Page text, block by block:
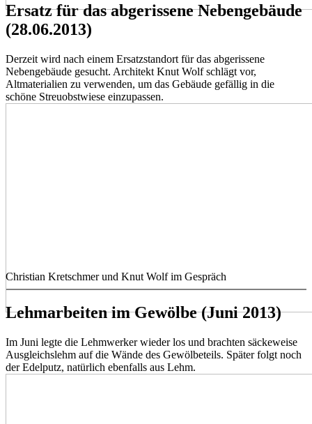
Ersatz für das abgerissene Nebengebäude
(28.06.2013)
Derzeit wird nach einem Ersatzstandort für das abgerissene
Nebengebäude gesucht. Architekt Knut Wolf schlägt vor,
Altmaterialien zu verwenden, um das Gebäude gefällig in die
schöne Streuobstwiese einzupassen.
Christian Kretschmer und Knut Wolf im Gespräch
Lehmarbeiten im Gewölbe (Juni 2013)
Im Juni legte die Lehmwerker wieder los und brachten säckeweise
Ausgleichslehm auf die Wände des Gewölbeteils. Später folgt noch
der Edelputz, natürlich ebenfalls aus Lehm.